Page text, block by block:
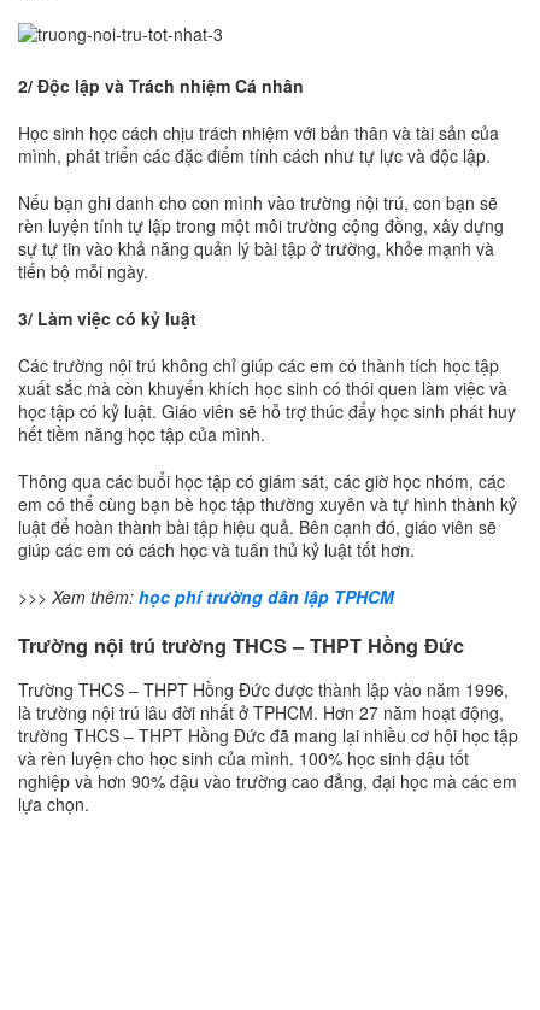
2/ Độc lập và Trách nhiệm Cá nhân
Học sinh học cách chịu trách nhiệm với bản thân và tài sản của
mình, phát triển các đặc điểm tính cách như tự lực và độc lập.
Nếu bạn ghi danh cho con mình vào trường nội trú, con bạn sẽ
rèn luyện tính tự lập trong một môi trường cộng đồng, xây dựng
sự tự tin vào khả năng quản lý bài tập ở trường, khỏe mạnh và
tiến bộ mỗi ngày.
3/ Làm việc có kỷ luật
Các trường nội trú không chỉ giúp các em có thành tích học tập
xuất sắc mà còn khuyến khích học sinh có thói quen làm việc và
học tập có kỷ luật. Giáo viên sẽ hỗ trợ thúc đẩy học sinh phát huy
hết tiềm năng học tập của mình.
Thông qua các buổi học tập có giám sát, các giờ học nhóm, các
em có thể cùng bạn bè học tập thường xuyên và tự hình thành kỷ
luật để hoàn thành bài tập hiệu quả. Bên cạnh đó, giáo viên sẽ
giúp các em có cách học và tuân thủ kỷ luật tốt hơn.
>>> Xem thêm: học phí trường dân lập TPHCM
Trường nội trú trường THCS – THPT Hồng Đức
Trường THCS – THPT Hồng Đức được thành lập vào năm 1996,
là trường nội trú lâu đời nhất ở TPHCM. Hơn 27 năm hoạt động,
trường THCS – THPT Hồng Đức đã mang lại nhiều cơ hội học tập
và rèn luyện cho học sinh của mình. 100% học sinh đậu tốt
nghiệp và hơn 90% đậu vào trường cao đẳng, đại học mà các em
lựa chọn.